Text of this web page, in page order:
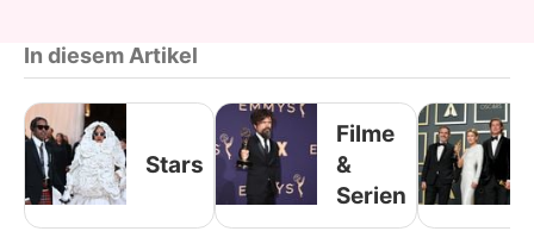
In diesem Artikel
Stars
Filme
&
Serien